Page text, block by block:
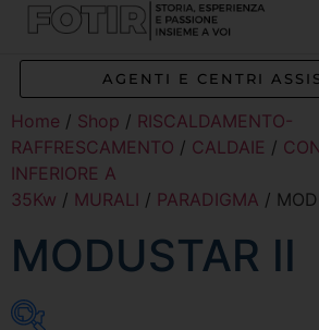
AGENTI E CENTRI
Home / Shop / RISCALDAMENTO-
RAFFRESCAMENTO / CALDAIE /
INFERIORE A
35Kw / MURALI / PARADIGMA /
MODUSTAR II